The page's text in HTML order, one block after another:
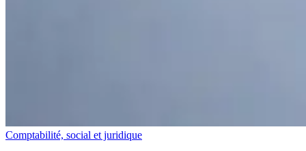
Comptabilité, social et juridique